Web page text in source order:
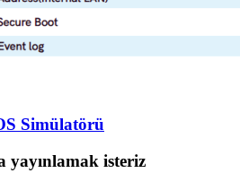
Simülatörü
yayınlamak isteriz